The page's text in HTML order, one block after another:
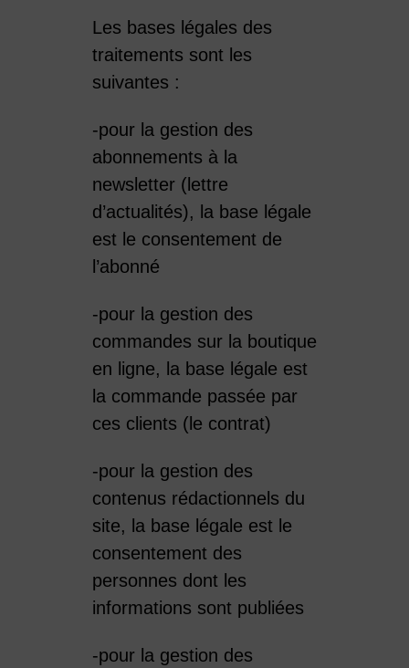
Les bases légales des
traitements sont les
suivantes :
-pour la gestion des
abonnements à la
newsletter (lettre
d’actualités), la base légale
est le consentement de
l’abonné
-pour la gestion des
commandes sur la boutique
en ligne, la base légale est
la commande passée par
ces clients (le contrat)
-pour la gestion des
contenus rédactionnels du
site, la base légale est le
consentement des
personnes dont les
informations sont publiées
-pour la gestion des